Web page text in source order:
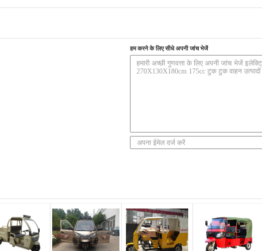
हम करने के लिए सीधे अपनी जांच भेजें